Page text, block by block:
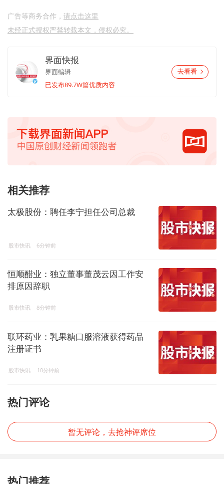
广告等商务合作， 请点击这里
未经正式授权严禁转载本文，侵权必究。
界面快报
界面编辑
已发布89.7W篇优质内容
去看看
相关推荐
太极股份：聘任李宁担任公司总裁
股市快讯 6分钟前
恒顺醋业：独立董事董茂云因工作安
排原因辞职
股市快讯 8分钟前
联环药业：乳果糖口服溶液获得药品
注册证书
股市快讯 10分钟前
热门评论
暂无评论，去抢神评席位
热门推荐